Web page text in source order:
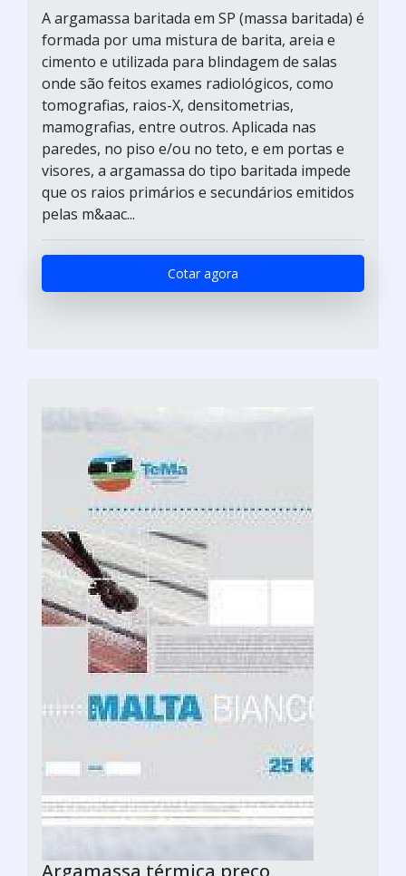
A argamassa baritada em SP (massa baritada) é
formada por uma mistura de barita, areia e
cimento e utilizada para blindagem de salas
onde são feitos exames radiológicos, como
tomografias, raios-X, densitometrias,
mamografias, entre outros. Aplicada nas
paredes, no piso e/ou no teto, e em portas e
visores, a argamassa do tipo baritada impede
que os raios primários e secundários emitidos
pelas m&aac...
Cotar agora
Argamassa térmica preço